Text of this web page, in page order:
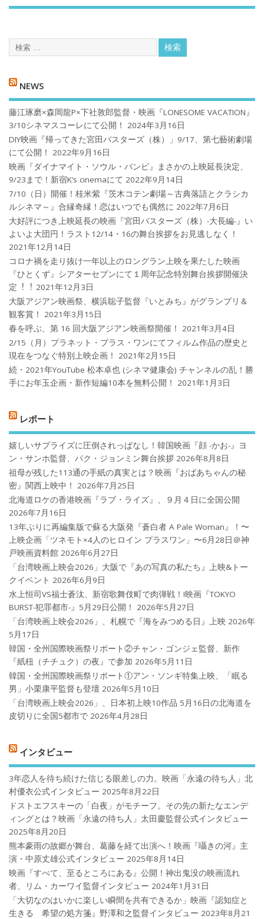
NEWS
藤江琢磨×森岡龍P×下社敦郎監督・映画『LONESOME VACATION』
3/10シネマスコーレにて公開！
2024年3月16日
DIY映画『帰ってきた宮田バスターズ（株）」9/17、第七藝術劇場
にて公開！
2022年9月16日
映画『ダイナマイト・ソウル・バンビ』まさかの上映延長決定、
9/23まで！新宿K’s cinemaにて 2022年9月14日
7/10（日）開催！桂米紫『茨木コテン劇場～古典落語とクラシカ
ルシネマ～』合縁奇縁！恋はいつでも偶然に 2022年7月6日
大好評につき上映延長の映画『宮田バスターズ（株）-大長編-』い
よいよ大団円！ラスト12/14・16の舞台挨拶をお見逃しなく！
2021年12月14日
コロナ禍を⾛り抜け⼀年以上のロングラン上映を果たした映画
『ひとくず』シアターセブンにて１周年記念特別舞台挨拶開催決
定︕︕ 2021年12月3日
大阪アジアン映画祭、横浜聡子監督『いとみち』がグランプリ＆
観客賞！
2021年3月15日
春を呼ぶ、第 16 回大阪アジアン映画祭開催！
2021年3月4日
2/15（月）プラネット・プラス・ワンにてフィルム作品の歴史と
現在をつなぐ特別上映企画！
2021年2月15日
続・2021年YouTube 松本卓也 (シネマ健康会) チャンネルの乱！勝
手にお年玉企画・新作短編10本を無料公開！
2021年1月3日
レポート
嬉しいサプライズに圧倒されっぱなし！韓国映画『顔 -かお-』ヨ
ン・サンホ監督、パク・ジョンミン舞台挨拶 2026年8月8日
祖母が残した113通の手紙の真実とは？映画『おばあちゃんの秘
密』関西上映中！
2026年7月25日
北海道ロケの香港映画『ラブ・ライズ』、９月４日に全国公開
2026年7月16日
13年ぶりに再編集版で蘇る大阪発『蒼白者 A Pale Woman』！〜
上映企画「ツネモト×4人のヒロイン プラスワン」〜6月28日＠神
戸映画資料館 2026年6月27日
「台湾映画上映会2026」大阪で『あの写真の私たち』上映&トー
クイベント 2026年6月9日
水上恒司VS福士蒼汰、新宿歌舞伎町で肉弾戦！!映画『TOKYO
BURST-犯罪都市-』5月29日公開！
2026年5月27日
「台湾映画上映会2026」、札幌で『海をみつめる日』上映 2026年
5月17日
韓国・全州国際映画祭リポート②チャン・ゴンジェ監督、新作
『紙杻（チチュク）の夜』で参加 2026年5月11日
韓国・全州国際映画祭リポート①アン・ソンギ特集上映、「眠る
男」小栗康平監督も登壇 2026年5月10日
「台湾映画上映会2026」、日本初上映10作品 5月16日の北海道を
皮切りに全国5都市で 2026年4月28日
インタビュー
3年恋人を待ち続けた信じる眼差しの力。映画「永遠の待ち人」北
村優衣公式インタビュー 2025年8月22日
ドストエフスキーの「白夜」がモチーフ。その先の新たなエンデ
ィングとは？映画「永遠の待ち人」太田慶監督公式インタビュー
2025年8月20日
熊本豪雨の故郷が舞台、葛藤を経て出演へ！映画『囁きの河』主
演・中原丈雄公式インタビュー 2025年8月14日
映画『すべて、至るところにある』公開！神出鬼没の映画流れ
者、リム・カーワイ監督インタビュー 2024年1月31日
「大切なのはいかに楽しい瞬間を共有できるか」映画『認知症と
生きる 希望の処方箋』野澤和之監督インタビュー 2023年8月21